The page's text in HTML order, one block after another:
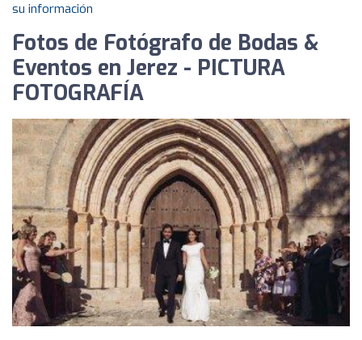
su información
Fotos de Fotógrafo de Bodas &
Eventos en Jerez - PICTURA
FOTOGRAFÍA